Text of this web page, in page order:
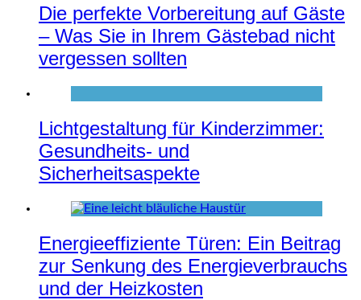
Die perfekte Vorbereitung auf Gäste
– Was Sie in Ihrem Gästebad nicht
vergessen sollten
Lichtgestaltung für Kinderzimmer:
Gesundheits- und
Sicherheitsaspekte
Energieeffiziente Türen: Ein Beitrag
zur Senkung des Energieverbrauchs
und der Heizkosten